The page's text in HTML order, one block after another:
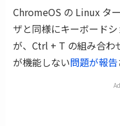
ChromeOS の Linux タ
ザと同様にキーボード
が、Ctrl + T の組み合わ
が機能しない問題が報告